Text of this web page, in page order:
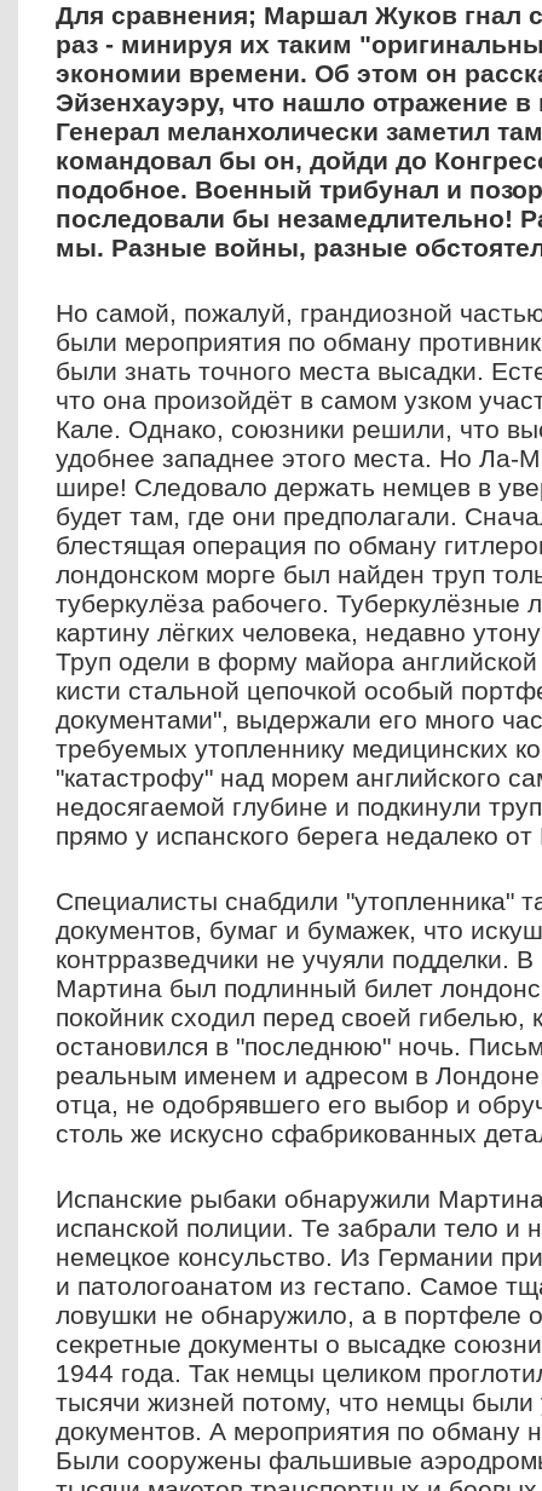
Для сравнения; Маршал Жуков гнал
раз - минируя их таким
экономии времени. Об этом он
Эйзенхауэру, что нашло отражение
Генерал меланхолически заметил
командовал бы он, дойди до
подобное. Военный трибунал и
последовали бы незамедлительно!
мы. Разные войны, разные
Но самой, пожалуй, грандиозной
были мероприятия по обману
были знать точного места высадки.
что она произойдёт в самом узком
Кале. Однако, союзники решили, что
удобнее западнее этого места. Но Ла-
шире! Следовало держать немцев в
будет там, где они предполагали.
блестящая операция по обману
лондонском морге был найден труп
туберкулёза рабочего. Туберкулёзные
картину лёгких человека, недавно
Труп одели в форму майора
кисти стальной цепочкой особый
документами", выдержали его много
требуемых утопленнику медицинских
"катастрофу" над морем английского
недосягаемой глубине и подкинули
прямо у испанского берега недалеко
Специалисты снабдили "утопленника"
документов, бумаг и бумажек, что
контрразведчики не учуяли подделки.
Мартина был подлинный билет
покойник сходил перед своей гибелью,
остановился в "последнюю" ночь.
реальным именем и адресом в Лондоне,
отца, не одобрявшего его выбор и
столь же искусно сфабрикованных
Испанские рыбаки обнаружили
испанской полиции. Те забрали тело и
немецкое консульство. Из Германии
и патологоанатом из гестапо. Самое
ловушки не обнаружило, а в портфеле
секретные документы о высадке
1944 года. Так немцы целиком
тысячи жизней потому, что немцы
документов. А мероприятия по обману
Были сооружены фальшивые